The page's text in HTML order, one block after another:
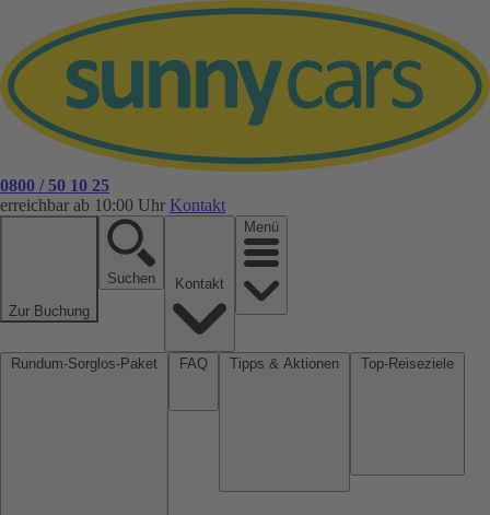
0800 / 50 10 25
erreichbar ab 10:00 Uhr Kontakt
Zur Buchung
Suchen
Menü